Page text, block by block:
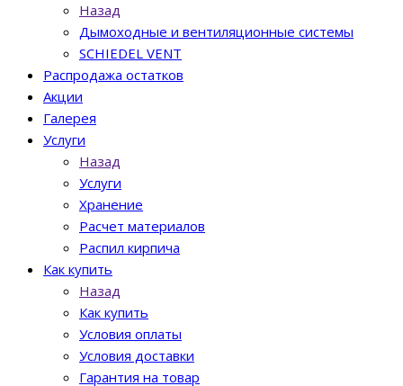
Назад
Дымоходные и вентиляционные системы
SCHIEDEL VENT
Распродажа остатков
Акции
Галерея
Услуги
Назад
Услуги
Хранение
Расчет материалов
Распил кирпича
Как купить
Назад
Как купить
Условия оплаты
Условия доставки
Гарантия на товар